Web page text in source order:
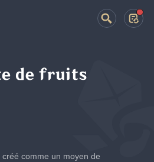
de fruits
comme un moyen de